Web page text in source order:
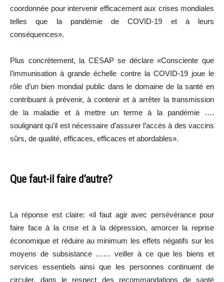
coordonnée pour intervenir efficacement aux crises mondiales
telles que la pandémie de COVID-19 et à leurs
conséquences».
Plus concrètement, la CESAP se déclare «Consciente que
l’immunisation à grande échelle contre la COVID-19 joue le
rôle d’un bien mondial public dans le domaine de la santé en
contribuant à prévenir, à contenir et à arrêter la transmission
de la maladie et à mettre un terme à la pandémie ….
soulignant qu’il est nécessaire d’assurer l’accès à des vaccins
sûrs, de qualité, efficaces, efficaces et abordables».
Que faut-il faire d’autre?
La réponse est claire: «il faut agir avec persévérance pour
faire face à la crise et à la dépression, amorcer la reprise
économique et réduire au minimum les effets négatifs sur les
moyens de subsistance …… veiller à ce que les biens et
services essentiels ainsi que les personnes continuent de
circuler, dans le respect des recommandations de santé